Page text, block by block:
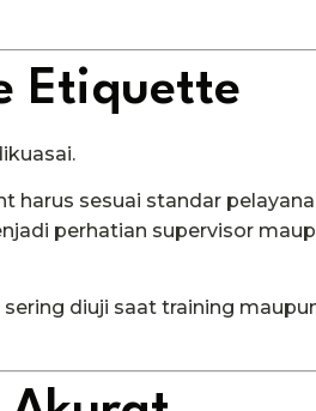
Etiquette
harus sesuai standar
perhatian supervisor
diuji saat training